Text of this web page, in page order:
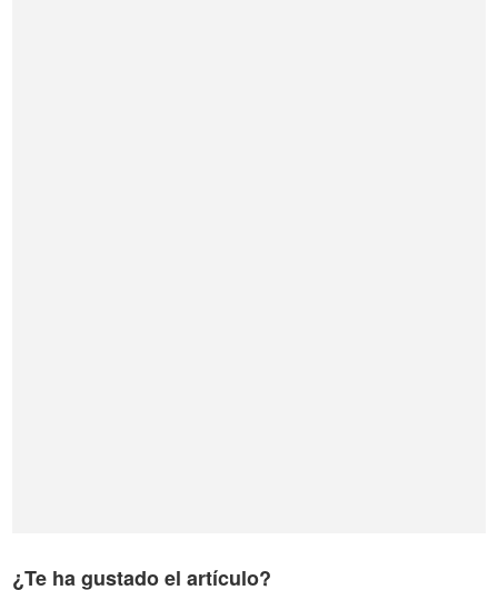
¿Te ha gustado el artículo?